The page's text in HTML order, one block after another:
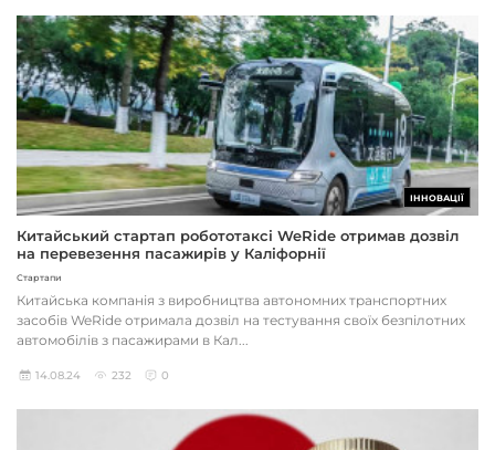
ІННОВАЦІЇ
Китайський стартап робототаксі WeRide отримав дозвіл
на перевезення пасажирів у Каліфорнії
Стартапи
Китайська компанія з виробництва автономних транспортних
засобів WeRide отримала дозвіл на тестування своїх безпілотних
автомобілів з пасажирами в Кал...
14.08.24 232 0